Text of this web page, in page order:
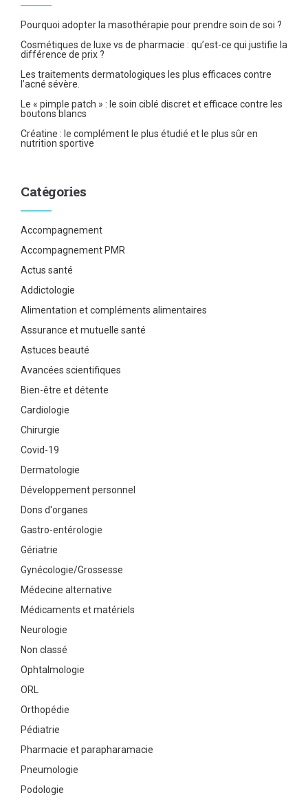
Pourquoi adopter la masothérapie pour prendre soin de soi ?
Cosmétiques de luxe vs de pharmacie : qu’est-ce qui justifie la
différence de prix ?
Les traitements dermatologiques les plus efficaces contre
l’acné sévère.
Le « pimple patch » : le soin ciblé discret et efficace contre les
boutons blancs
Créatine : le complément le plus étudié et le plus sûr en
nutrition sportive
Catégories
Accompagnement
Accompagnement PMR
Actus santé
Addictologie
Alimentation et compléments alimentaires
Assurance et mutuelle santé
Astuces beauté
Avancées scientifiques
Bien-être et détente
Cardiologie
Chirurgie
Covid-19
Dermatologie
Développement personnel
Dons d'organes
Gastro-entérologie
Gériatrie
Gynécologie/Grossesse
Médecine alternative
Médicaments et matériels
Neurologie
Non classé
Ophtalmologie
ORL
Orthopédie
Pédiatrie
Pharmacie et parapharamacie
Pneumologie
Podologie